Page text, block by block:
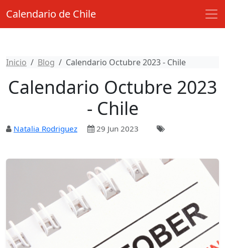
Calendario de Chile
Inicio Blog Calendario Octubre 2023 - Chile
Calendario Octubre 2023
- Chile
Natalia Rodriguez 29 Jun 2023